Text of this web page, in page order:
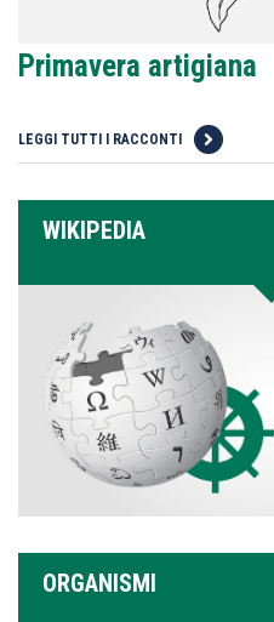
Primavera artigiana
LEGGI TUTTI I RACCONTI
WIKIPEDIA
ORGANISMI